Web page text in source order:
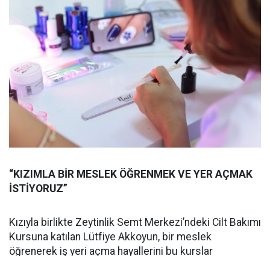
“KIZIMLA BİR MESLEK ÖĞRENMEK VE YER AÇMAK
İSTİYORUZ”
Kızıyla birlikte Zeytinlik Semt Merkezi’ndeki Cilt Bakımı
Kursuna katılan Lütfiye Akkoyun, bir meslek
öğrenerek iş yeri açma hayallerini bu kurslar